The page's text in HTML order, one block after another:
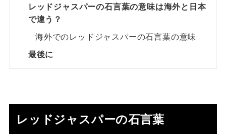
レッドジャスパーの石言葉の意味は海外と日本
で違う？
海外でのレッドジャスパーの石言葉の意味
最後に
レッドジャスパーの石言葉